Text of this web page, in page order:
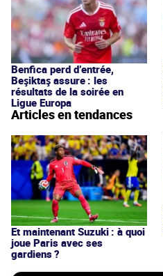
Benfica perd d’entrée,
Beşiktaş assure : les
résultats de la soirée en
Ligue Europa
Articles en tendances
Et maintenant Suzuki : à quoi
joue Paris avec ses
gardiens ?